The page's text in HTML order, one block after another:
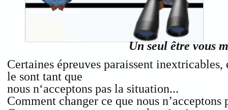
Un seul être vous
Certaines épreuves paraissent inextricables,
le sont tant que
nous n‘acceptons pas la situation...
Comment changer ce que nous n’acceptons